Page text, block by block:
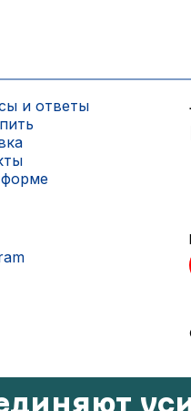
и ответы